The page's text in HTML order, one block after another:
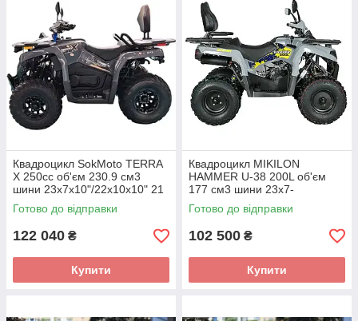
Квадроцикл SokMoto TERRA
X 250cc об'єм 230.9 см3
шини 23х7х10"/22х10х10" 21
к.с.
Готово до відправки
122 040 ₴
Купити
Квадроцикл MIKILON
HAMMER U-38 200L об'єм
177 см3 шини 23х7-
10"/23х10-10" 12,64 к.с.
Готово до відправки
102 500 ₴
Купити